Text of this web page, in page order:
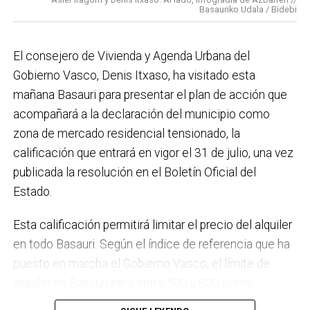
el Plan de Acción contra el Ruido y la instalación de
régimen de autoconsumo, que hacen de Basauri un
municipio más sostenible y preparado para el futuro.
En ese sentido, estamos trabajando en acciones de
clima y energía, entre las que destacan el diseño de
una red de refugios climáticos, junto con un Plan de
Actuación ante Episodios de Altas Temperaturas,
como las que recientemente hemos sufrido.
proyecto de lanueva haurreskola que se construirá en
Sarratu, junto a Arizko Ikastola, y que es una apuesta
por la educación pública y un elemento más de apoyo
el trabajo que desarrollamos en igualdad, con una
Basauriko Udala / Bidebi
El consejero de Vivienda y Agenda Urbana del
Gobierno Vasco, Denis Itxaso, ha visitado esta
mañana Basauri para presentar el plan de acción que
acompañará a la declaración del municipio como
zona de mercado residencial tensionado, la
calificación que entrará en vigor el 31 de julio, una vez
publicada la resolución en el Boletín Oficial del
Estado.
Esta calificación permitirá limitar el precio del alquiler
en todo Basauri. Según el índice de referencia que ha
puesto en marcha el Gobierno Vasco, el límite de
dependiendo de la zona y de las características de la